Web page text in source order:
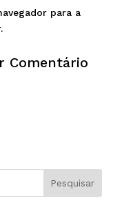
para a
Pesquisar